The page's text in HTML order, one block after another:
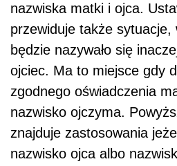
nazwiska matki i ojca.
przewiduje także sytuacje,
będzie nazywało się
ojciec. Ma to miejsce gdy
zgodnego oświadczenia
nazwisko ojczyma.
znajduje zastosowania
nazwisko ojca albo